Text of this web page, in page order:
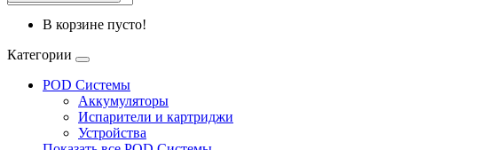
В корзине пусто!
Категории
POD Системы
Аккумуляторы
Испарители и картриджи
Устройства